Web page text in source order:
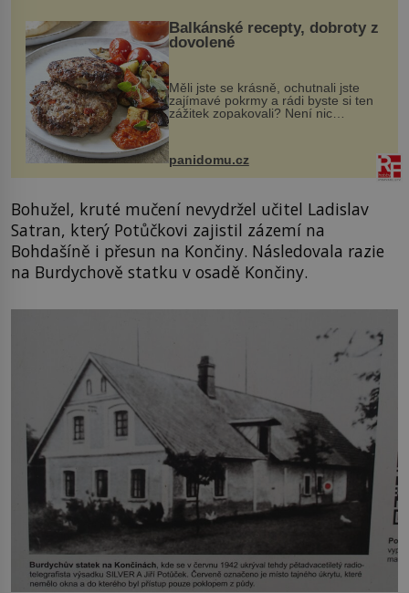
Balkánské recepty, dobroty z
dovolené
Měli jste se krásně, ochutnali jste
zajímavé pokrmy a rádi byste si ten
zážitek zopakovali? Není nic
snazšího. Pljeskavica (10 porcí)
Možná jste ji ochutnali na dovolené v
bývalé Jugoslávii, lze ji vi...
panidomu.cz
Bohužel, kruté mučení nevydržel učitel Ladislav
Satran, který Potůčkovi zajistil zázemí na
Bohdašíně i přesun na Končiny. Následovala razie
na Burdychově statku v osadě Končiny.